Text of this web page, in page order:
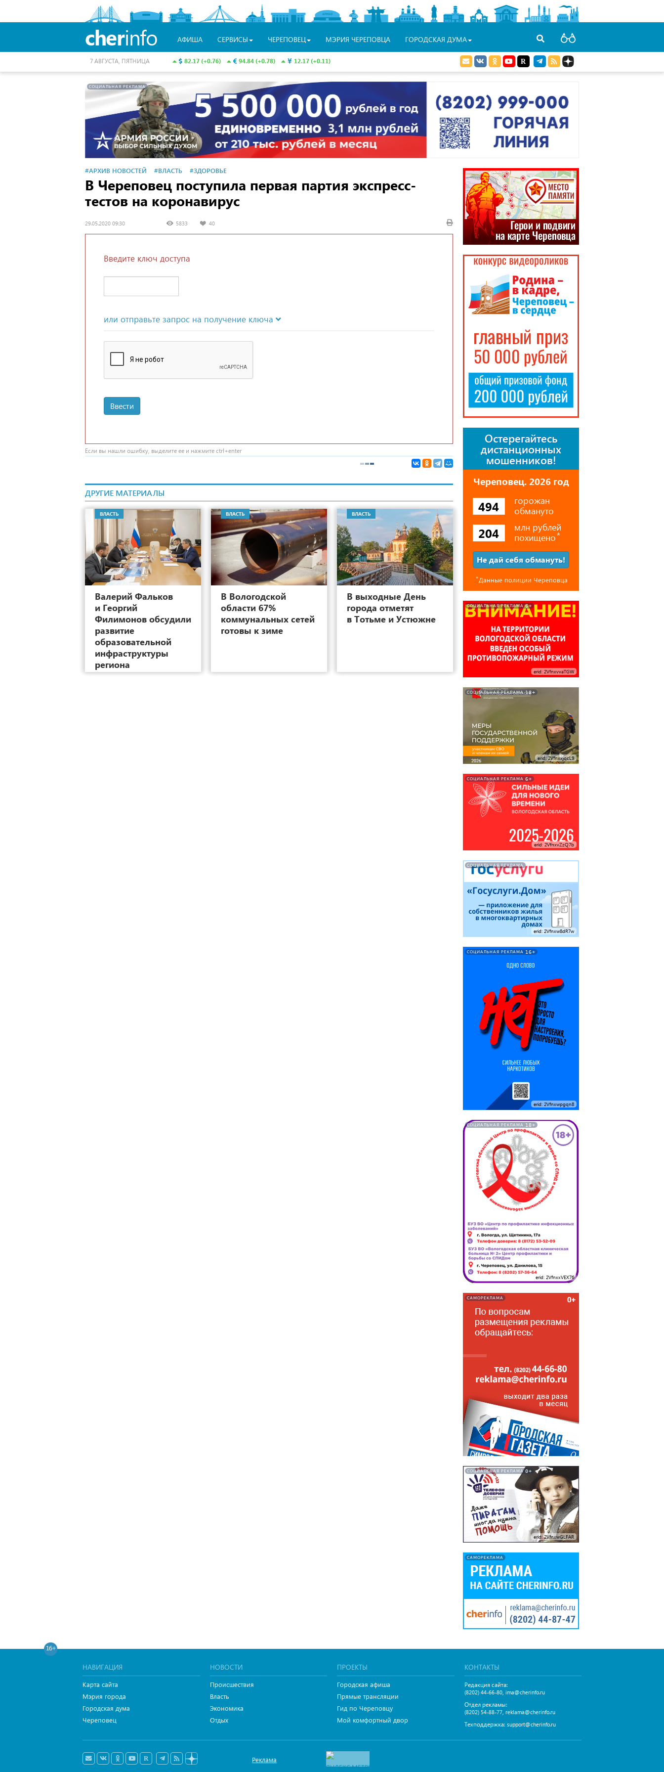
cherinfo АФИША СЕРВИСЫ ЧЕРЕПОВЕЦ МЭРИЯ ЧЕРЕПОВЦА ГОРОДСКАЯ ДУМА
82.17 (+0.76) 94.84 (+0.78) 12.17 (+0.11)
7 АВГУСТА, ПЯТНИЦА
СОЦИАЛЬНАЯ РЕКЛАМА
#АРХИВ НОВОСТЕЙ #ВЛАСТЬ #ЗДОРОВЬЕ
В Череповец поступила первая партия экспресс-
тестов на коронавирус
29.05.2020 09:30 5833 40
Введите ключ доступа
или отправьте запрос на получение ключа
Ввести
Если вы нашли ошибку, выделите ее и нажмите ctrl+enter
ДРУГИЕ МАТЕРИАЛЫ
ВЛАСТЬ
Валерий Фальков
и Георгий
Филимонов обсудили
развитие
образовательной
инфраструктуры
региона
ВЛАСТЬ
6
В Вологодской
области 67%
коммунальных сетей
готовы к зиме
ВЛАСТЬ
11
В выходные День
города отметят
в Тотьме и Устюжне
Остерегайтесь
дистанционных
мошенников!
Череповец. 2026 год
494
горожан
обмануто
204
млн рублей
похищено⃰
Не дай себя обмануть!
⃰Данные полиции Череповца
СОЦИАЛЬНАЯ РЕКЛАМА 6+
erid: 2VfnxvvaTGW
СОЦИАЛЬНАЯ РЕКЛАМА 18+
erid: 2VfnxxjqcL9
СОЦИАЛЬНАЯ РЕКЛАМА 6+
erid: 2VfnxvZzQ7b
СОЦИАЛЬНАЯ РЕКЛАМА
erid: 2Vfnxw8dR7w
СОЦИАЛЬНАЯ РЕКЛАМА 16+
erid: 2Vfnxwpgqn8
СОЦИАЛЬНАЯ РЕКЛАМА 18+
erid: 2VfnxxVEX76
САМОРЕКЛАМА
СОЦИАЛЬНАЯ РЕКЛАМА 0+
erid: 2VfnxwGLFAR
САМОРЕКЛАМА
16+
НАВИГАЦИЯ
Карта сайта
Мэрия города
Городская дума
Череповец
НОВОСТИ
Происшествия
Власть
Экономика
Отдых
ПРОЕКТЫ
Городская афиша
Прямые трансляции
Гид по Череповцу
Мой комфортный двор
КОНТАКТЫ
Редакция сайта:
(8202) 44-66-80, ima@cherinfo.ru
Отдел рекламы:
(8202) 54-88-77, reklama@cherinfo.ru
Техподдержка: support@cherinfo.ru
Реклама